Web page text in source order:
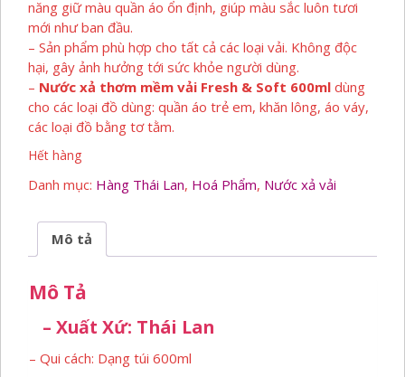
năng giữ màu quần áo ổn định, giúp màu sắc luôn tươi
mới như ban đầu.
– Sản phẩm phù hợp cho tất cả các loại vải. Không độc
hại, gây ảnh hưởng tới sức khỏe người dùng.
– Nước xả thơm mềm vải Fresh & Soft 600ml dùng
cho các loại đồ dùng: quần áo trẻ em, khăn lông, áo váy,
các loại đồ bằng tơ tằm.
Hết hàng
Danh mục: Hàng Thái Lan, Hoá Phẩm, Nước xả vải
Mô tả
Mô Tả
– Xuất Xứ: Thái Lan
– Qui cách: Dạng túi 600ml